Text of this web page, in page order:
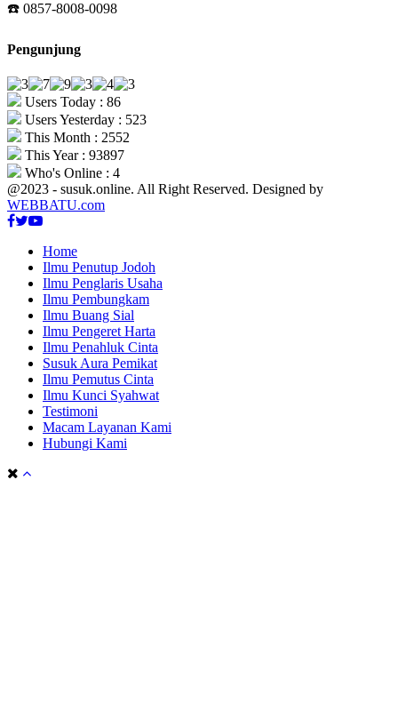
☎️ 0857-8008-0098
Pengunjung
Users Today : 86
Users Yesterday : 523
This Month : 2552
This Year : 93897
Who's Online : 4
@2023 - susuk.online. All Right Reserved. Designed by
WEBBATU.com
Facebook
Twitter
Youtube
Home
Ilmu Penutup Jodoh
Ilmu Penglaris Usaha
Ilmu Pembungkam
Ilmu Buang Sial
Ilmu Pengeret Harta
Ilmu Penahluk Cinta
Susuk Aura Pemikat
Ilmu Pemutus Cinta
Ilmu Kunci Syahwat
Testimoni
Macam Layanan Kami
Hubungi Kami